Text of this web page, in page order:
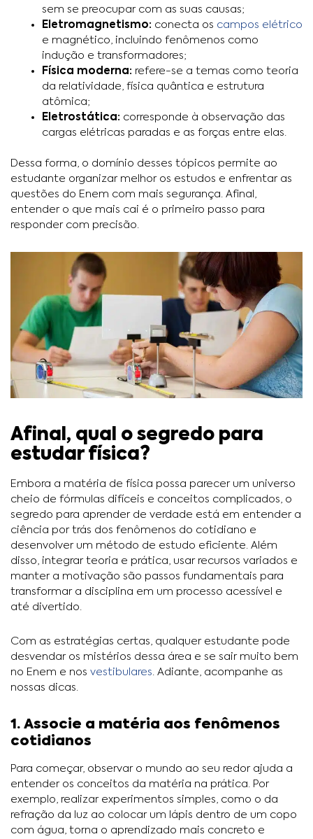
sem se preocupar com as suas causas;
Eletromagnetismo: conecta os campos elétrico
e magnético, incluindo fenômenos como
indução e transformadores;
Física moderna: refere-se a temas como teoria
da relatividade, física quântica e estrutura
atômica;
Eletrostática: corresponde à observação das
cargas elétricas paradas e as forças entre elas.
Dessa forma, o domínio desses tópicos permite ao
estudante organizar melhor os estudos e enfrentar as
questões do Enem com mais segurança. Afinal,
entender o que mais cai é o primeiro passo para
responder com precisão.
Afinal, qual o segredo para
estudar física?
Embora a matéria de física possa parecer um universo
cheio de fórmulas difíceis e conceitos complicados, o
segredo para aprender de verdade está em entender a
ciência por trás dos fenômenos do cotidiano e
desenvolver um método de estudo eficiente. Além
disso, integrar teoria e prática, usar recursos variados e
manter a motivação são passos fundamentais para
transformar a disciplina em um processo acessível e
até divertido.
Com as estratégias certas, qualquer estudante pode
desvendar os mistérios dessa área e se sair muito bem
no Enem e nos vestibulares . Adiante, acompanhe as
nossas dicas.
1. Associe a matéria aos fenômenos
cotidianos
Para começar, observar o mundo ao seu redor ajuda a
entender os conceitos da matéria na prática. Por
exemplo, realizar experimentos simples, como o da
refração da luz ao colocar um lápis dentro de um copo
com água, torna o aprendizado mais concreto e